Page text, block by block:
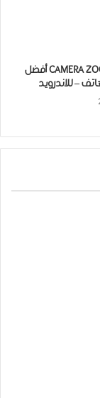
تطبيق CAMERA ZOOM FX أفضل
– للاندرويد